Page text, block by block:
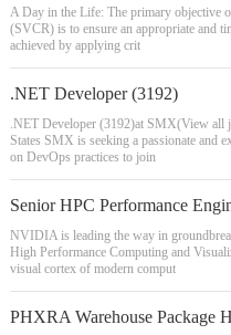
A Day in the Life: The primary objective
(SVCR) is to ensure an appropriate and
achieved by applying crit
.NET Developer (3192)
.NET Developer (3192)at SMX(View all
States SMX is seeking a passionate and
on DevOps practices to join
Senior HPC Performance
NVIDIA is leading the way in
High Performance Computing and
visual cortex of modern comput
PHXRA Warehouse Package